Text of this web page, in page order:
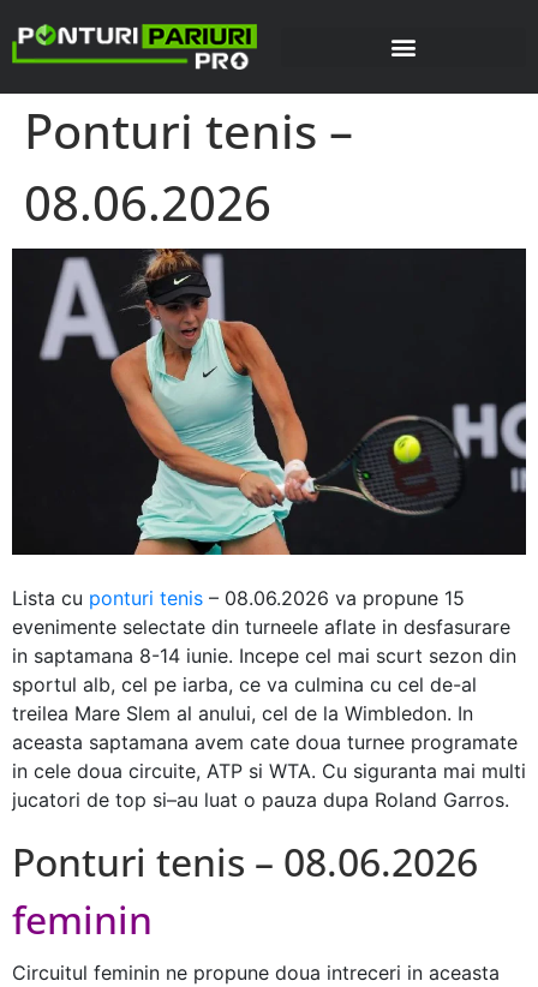
Ponturi tenis –
08.06.2026
Lista cu ponturi tenis – 08.06.2026 va propune 15
evenimente selectate din turneele aflate in desfasurare
in saptamana 8-14 iunie. Incepe cel mai scurt sezon din
sportul alb, cel pe iarba, ce va culmina cu cel de-al
treilea Mare Slem al anului, cel de la Wimbledon. In
aceasta saptamana avem cate doua turnee programate
in cele doua circuite, ATP si WTA. Cu siguranta mai multi
jucatori de top si–au luat o pauza dupa Roland Garros.
Ponturi tenis – 08.06.2026
feminin
Circuitul feminin ne propune doua intreceri in aceasta